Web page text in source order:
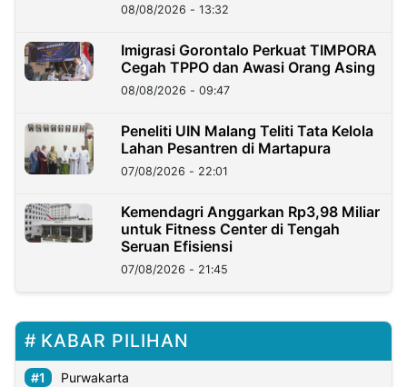
08/08/2026 - 13:32
Imigrasi Gorontalo Perkuat TIMPORA
Cegah TPPO dan Awasi Orang Asing
08/08/2026 - 09:47
Peneliti UIN Malang Teliti Tata Kelola
Lahan Pesantren di Martapura
07/08/2026 - 22:01
Kemendagri Anggarkan Rp3,98 Miliar
untuk Fitness Center di Tengah
Seruan Efisiensi
07/08/2026 - 21:45
KABAR PILIHAN
Purwakarta